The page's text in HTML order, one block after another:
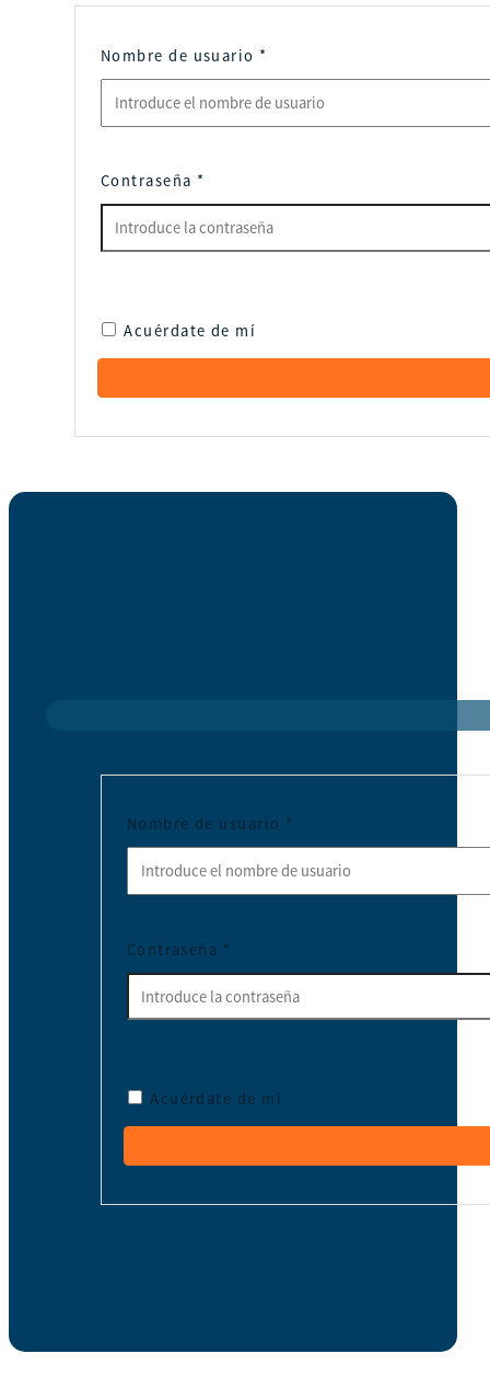
Nombre de usuario *
Contraseña *
Acuérdate de mí
Nombre de usuario *
Contraseña *
Acuérdate de mí